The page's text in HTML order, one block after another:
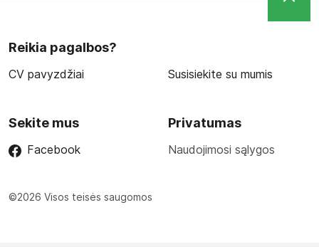
Reikia pagalbos?
CV pavyzdžiai Susisiekite su mumis
Sekite mus
Facebook
Privatumas
Naudojimosi sąlygos
©2026 Visos teisės saugomos